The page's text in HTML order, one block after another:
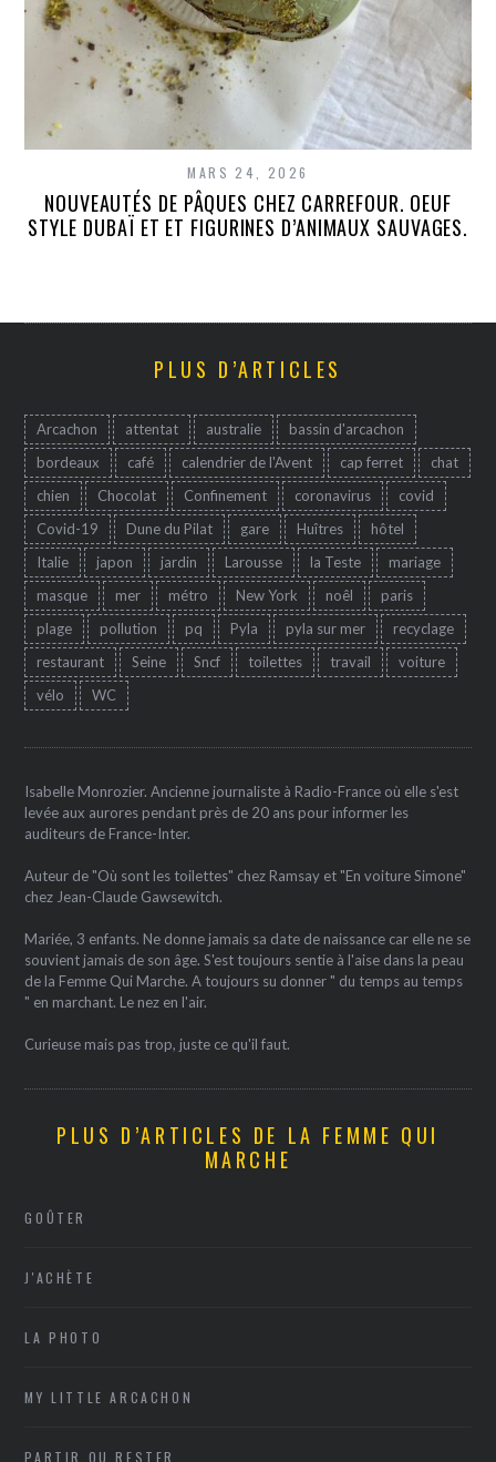
MARS 24, 2026
NOUVEAUTÉS DE PÂQUES CHEZ CARREFOUR. OEUF
STYLE DUBAÏ ET ET FIGURINES D’ANIMAUX SAUVAGES.
PLUS D’ARTICLES
Arcachon attentat australie
bassin d'arcachon
bordeaux
café calendrier de l'Avent cap ferret
chat
chien
Chocolat Confinement coronavirus
covid
Covid-19
Dune du Pilat gare Huîtres
hôtel
Italie
japon jardin Larousse la Teste
mariage
masque
mer métro New York noêl
paris
plage
pollution pq Pyla pyla sur mer
recyclage
restaurant
Seine Sncf toilettes travail
voiture
vélo
WC
Isabelle Monrozier. Ancienne journaliste à Radio-France où elle s'est
levée aux aurores pendant près de 20 ans pour informer les
auditeurs de France-Inter.
Auteur de "Où sont les toilettes" chez Ramsay et "En voiture Simone"
chez Jean-Claude Gawsewitch.
Mariée, 3 enfants. Ne donne jamais sa date de naissance car elle ne se
souvient jamais de son âge. S'est toujours sentie à l'aise dans la peau
de la Femme Qui Marche. A toujours su donner " du temps au temps
" en marchant. Le nez en l'air.
Curieuse mais pas trop, juste ce qu'il faut.
PLUS D’ARTICLES DE LA FEMME QUI
MARCHE
GOÛTER
J'ACHÈTE
LA PHOTO
MY LITTLE ARCACHON
PARTIR OU RESTER